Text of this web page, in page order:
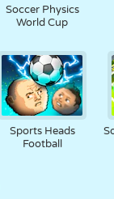
Soccer Physics
World Cup
Sports Heads
Football